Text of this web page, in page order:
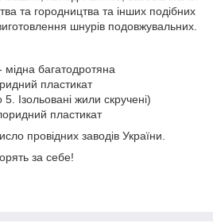
та городництва та інших подібних
шнурів подовжувальних.
багатодротяна
пластикат
Ізольовані жили скручені)
пластикат
провідних заводів України.
за себе!